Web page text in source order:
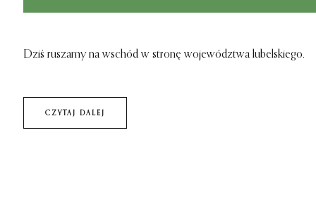
Dziś ruszamy na wschód w stronę województwa lubelskiego.
CZYTAJ DALEJ